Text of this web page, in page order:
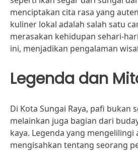
menciptakan cita rasa yang
kuliner lokal adalah salah satu
merasakan kehidupan sehari-
ini, menjadikan pengalaman
Legenda dan
Di Kota Sungai Raya, pafi bukan
melainkan juga bagian dari
kaya. Legenda yang mengelilingi
mengisahkan tentang seorang